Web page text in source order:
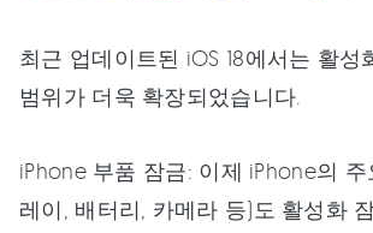
최근 업데이트된 iOS 18에서는 활성
범위가 더욱 확장되었습니다.
iPhone 부품 잠금: 이제 iPhone의
레이, 배터리, 카메라 등)도 활성화